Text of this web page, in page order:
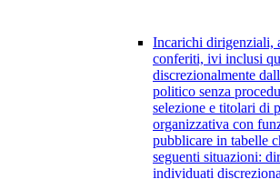
Incarichi dirigenziali,
conferiti, ivi inclusi
discrezionalmente
politico senza
selezione e titolari di
organizzativa con
pubblicare in tabelle
seguenti situazioni:
individuati